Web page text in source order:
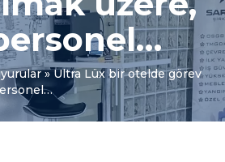
»Ultra Lüx bir otelde görev